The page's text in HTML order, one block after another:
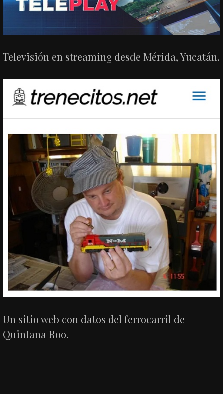
Televisión en streaming desde Mérida, Yucatán.
Un sitio web con datos del ferrocarril de
Quintana Roo.